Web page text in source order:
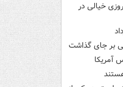
خیالی در
آمریکا